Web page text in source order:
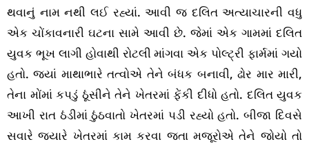
થવાનું નામ નથી લઈ રહ્યાં. આવી જ દલિત અત્યાચારની વધુ
એક ચોંકાવનારી ઘટના સામે આવી છે. જેમાં એક ગામમાં દલિત
યુવક ભૂખ લાગી હોવાથી રોટલી માંગવા એક પોલ્ટ્રી ફાર્મમાં ગયો
હતો. જ્યાં માથાભારે તત્વોએ તેને બંધક બનાવી, ઢોર માર મારી,
તેના મોંમાં કપડું ઠૂંસીને તેને ખેતરમાં ફેંકી દીધો હતો. દલિત યુવક
આખી રાત ઠંડીમાં ઠુંઠવાતો ખેતરમાં પડી રહ્યો હતો. બીજા દિવસે
સવારે જ્યારે ખેતરમાં કામ કરવા જતા મજૂરોએ તેને જોયો તો